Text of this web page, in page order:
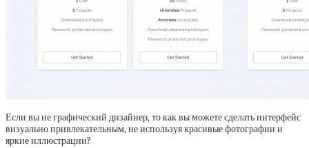
Если вы не графический дизайнер, то как вы можете сделать интерфейс
визуально привлекательным, не используя красивые фотографии и
яркие иллюстрации?